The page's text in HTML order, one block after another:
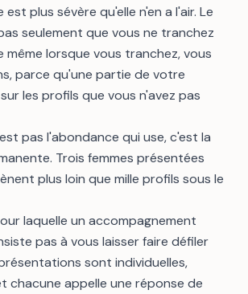
plus sévère qu'elle n'en a l'air. Le
seulement que vous ne tranchez
même lorsque vous tranchez, vous
parce qu'une partie de votre
les profils que vous n'avez pas
pas l'abondance qui use, c'est la
Trois femmes présentées
plus loin que mille profils sous le
laquelle un accompagnement
pas à vous laisser faire défiler
sont individuelles,
chacune appelle une réponse de